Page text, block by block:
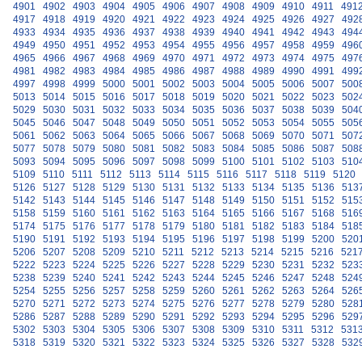
4901
4902 4903 4904 4905 4906 4907 4908 4909 4910 4911
4917
4918 4919 4920 4921 4922 4923 4924 4925 4926 4927
4933
4934 4935 4936 4937 4938 4939 4940 4941 4942 4943
4949
4950 4951 4952 4953 4954 4955 4956 4957 4958 4959
4965
4966 4967 4968 4969 4970 4971 4972 4973 4974 4975
4981
4982 4983 4984 4985 4986 4987 4988 4989 4990 4991
4997
4998 4999 5000 5001 5002 5003 5004 5005 5006 5007
5013
5014 5015 5016 5017 5018 5019 5020 5021 5022 5023
5029
5030 5031 5032 5033 5034 5035 5036 5037 5038 5039
5045
5046 5047 5048 5049 5050 5051 5052 5053 5054 5055
5061
5062 5063 5064 5065 5066 5067 5068 5069 5070 5071
5077
5078 5079 5080 5081 5082 5083 5084 5085 5086 5087
5093
5094 5095 5096 5097 5098 5099 5100 5101 5102 5103
5109
5110 5111 5112 5113 5114 5115 5116 5117 5118 5119
5120
5126
5127 5128 5129 5130 5131 5132 5133 5134 5135 5136
5142
5143 5144 5145 5146 5147 5148 5149 5150 5151 5152
5158
5159 5160 5161 5162 5163 5164 5165 5166 5167 5168
5174
5175 5176 5177 5178 5179 5180 5181 5182 5183 5184
5190
5191 5192 5193 5194 5195 5196 5197 5198 5199 5200
5206
5207 5208 5209 5210 5211 5212 5213 5214 5215 5216
5222
5223 5224 5225 5226 5227 5228 5229 5230 5231 5232
5238
5239 5240 5241 5242 5243 5244 5245 5246 5247 5248
5254
5255 5256 5257 5258 5259 5260 5261 5262 5263 5264
5270
5271 5272 5273 5274 5275 5276 5277 5278 5279 5280
5286
5287 5288 5289 5290 5291 5292 5293 5294 5295 5296
5302
5303 5304 5305 5306 5307 5308 5309 5310 5311 5312
5318
5319 5320 5321 5322 5323 5324 5325 5326 5327 5328